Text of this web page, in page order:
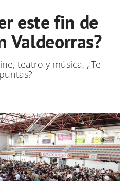
este fin de
Valdeorras?
teatro y música, ¿Te